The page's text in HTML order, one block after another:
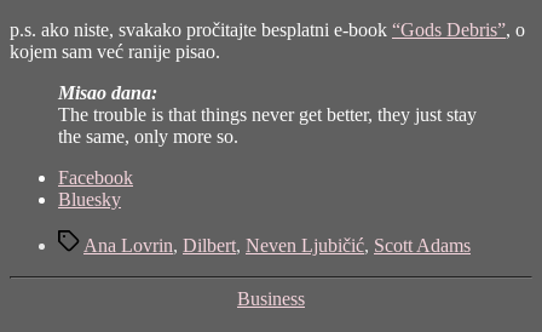
p.s. ako niste, svakako pročitajte besplatni e-book “Gods Debris”, o
kojem sam već ranije pisao.
Misao dana:
The trouble is that things never get better, they just stay
the same, only more so.
Share
"Izvan
kompetencije"
Facebook
Bluesky
TagsAna Lovrin, Dilbert, Neven Ljubičić, Scott Adams
Categories
Business